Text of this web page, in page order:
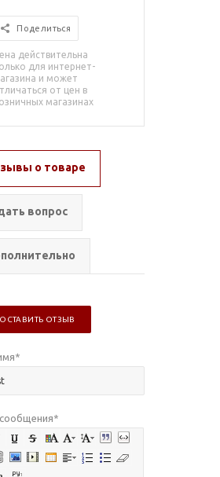
Поделиться
действительна
для интернет-
и может
от цен в
магазинах
о товаре
вопрос
ОСТАВИТЬ ОТЗЫВ
*
*